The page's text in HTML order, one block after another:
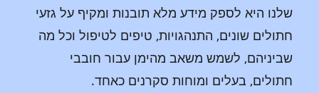
שלנו היא לספק מידע מלא תובנות ומקיף על גזעי
חתולים שונים, התנהגויות, טיפים לטיפול וכל מה
שביניהם, לשמש משאב מהימן עבור חובבי
חתולים, בעלים ומוחות סקרנים כאחד.